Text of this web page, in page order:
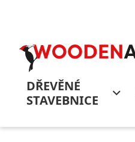
DŘEVĚNÉ
STAVEBNICE